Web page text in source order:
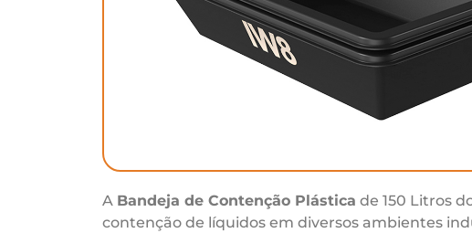
A Bandeja de Contenção Plástica de 150 Litros
contenção de líquidos em diversos ambientes